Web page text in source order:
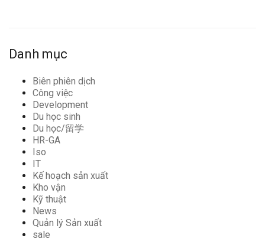
Danh mục
Biên phiên dịch
Công việc
Development
Du học sinh
Du học/留学
HR-GA
Iso
IT
Kế hoạch sản xuất
Kho vận
Kỹ thuật
News
Quản lý Sản xuất
sale